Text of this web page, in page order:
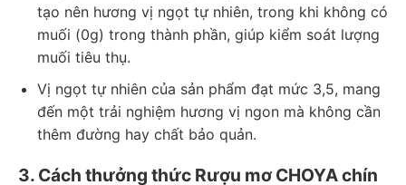
tạo nên hương vị ngọt tự nhiên, trong khi không có
muối (0g) trong thành phần, giúp kiểm soát lượng
muối tiêu thụ.
Vị ngọt tự nhiên của sản phẩm đạt mức 3,5, mang
đến một trải nghiệm hương vị ngon mà không cần
thêm đường hay chất bảo quản.
3. Cách thưởng thức Rượu mơ CHOYA chín